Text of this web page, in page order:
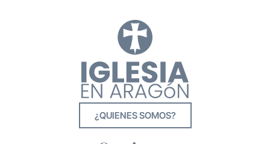
¿QUIENES SOMOS?